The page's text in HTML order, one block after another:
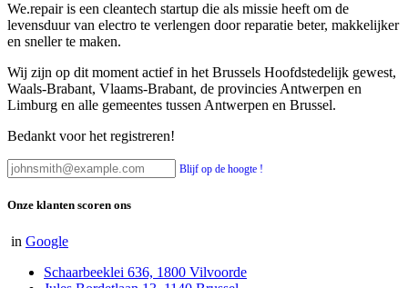
We.repair is een cleantech startup die als missie heeft om de
levensduur van electro te verlengen door reparatie beter, makkelijker
en sneller te maken.
Wij zijn op dit moment actief in het Brussels Hoofdstedelijk gewest,
Waals-Brabant, Vlaams-Brabant, de provincies Antwerpen en
Limburg en alle gemeentes tussen Antwerpen en Brussel.
Bedankt voor het registreren!
Blijf op de hoogte !
Onze klanten scoren ons
in Google
Schaarbeeklei 636, 1800 Vilvoorde